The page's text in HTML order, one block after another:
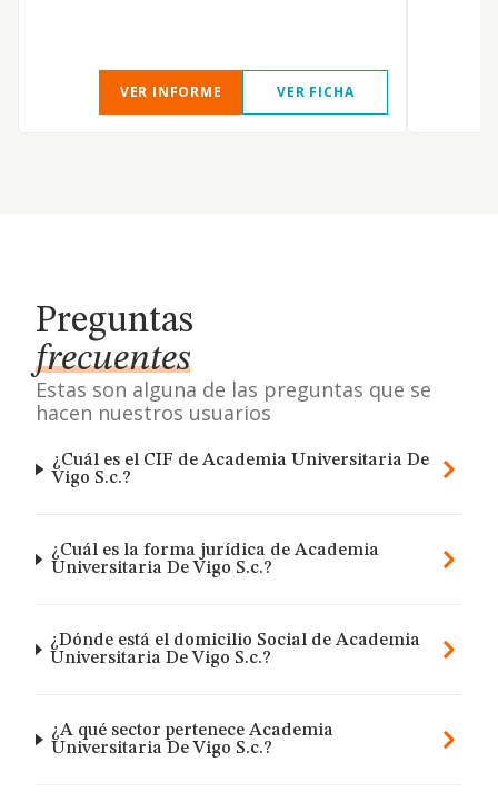
VER INFORME VER FICHA
Preguntas
frecuentes
Estas son alguna de las preguntas que se
hacen nuestros usuarios
¿Cuál es el CIF de Academia Universitaria De
Vigo S.c.?
¿Cuál es la forma jurídica de Academia
Universitaria De Vigo S.c.?
¿Dónde está el domicilio Social de Academia
Universitaria De Vigo S.c.?
¿A qué sector pertenece Academia
Universitaria De Vigo S.c.?